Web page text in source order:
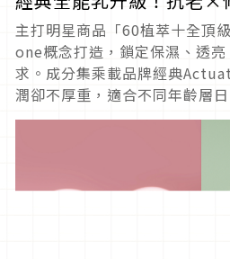
主打明星商品「60植萃十全頂
one概念打造，鎖定保濕、透
求。成分集乘載品牌經典
潤卻不厚重，適合不同年齡層日